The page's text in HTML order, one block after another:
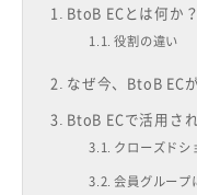
BtoB ECとは何か
役割の違い
なぜ今、BtoB EC
BtoB ECで活用さ
クローズドシ
会員グループ